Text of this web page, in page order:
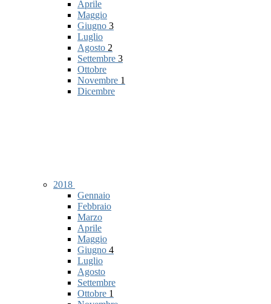
Aprile
Maggio
Giugno 3
Luglio
Agosto 2
Settembre 3
Ottobre
Novembre 1
Dicembre
2018
Gennaio
Febbraio
Marzo
Aprile
Maggio
Giugno 4
Luglio
Agosto
Settembre
Ottobre 1